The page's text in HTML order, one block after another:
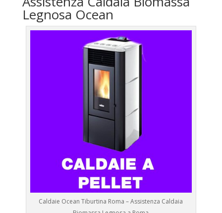
Legnosa Ocean
Caldaie Ocean Tiburtina Roma – Assistenza Caldaia